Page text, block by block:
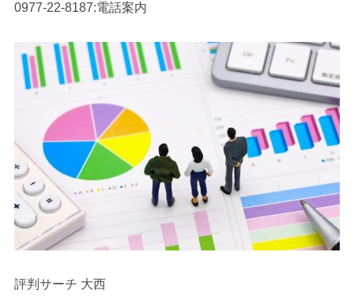
0977-22-8187:電話案内
評判サーチ 大西